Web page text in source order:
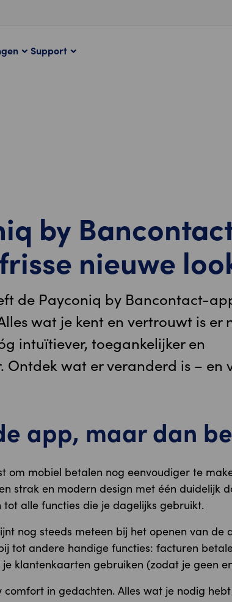
Support
by
nieuwe
de Payconiq by Bancontact-
wat je kent en vertrouwt is er
intuïtiever, toegankelijker en
Ontdek wat er veranderd is – en
app, maar dan
om mobiel betalen nog eenvoudiger te
strak en modern design met één duidelijk
alle functies die je dagelijks gebruikt.
nog steeds meteen bij het openen van de
tot andere handige functies: facturen
klantenkaarten gebruiken (zodat je geen
in gedachten. Alles wat je nodig